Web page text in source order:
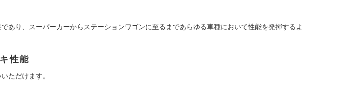
あり、スーパーカーからステーションワゴンに至るまであらゆる車種において性能を発揮するよ
性能
ただけます。